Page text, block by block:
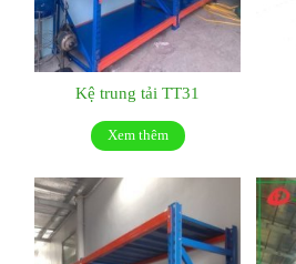
Kệ trung tải TT31
Xem thêm